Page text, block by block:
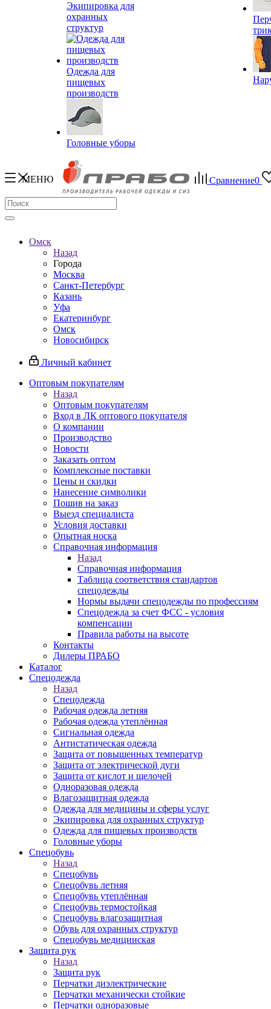
Экипировка для
охранных
структур
Одежда для
пищевых
производств
Головные уборы
МЕНЮ Сравнение0
Омск
Назад
Города
Москва
Санкт-Петербург
Казань
Уфа
Екатеринбург
Омск
Новосибирск
Личный кабинет
Оптовым покупателям
Назад
Оптовым покупателям
Вход в ЛК оптового покупателя
О компании
Производство
Новости
Заказать оптом
Комплексные поставки
Цены и скидки
Нанесение символики
Пошив на заказ
Выезд специалиста
Условия доставки
Опытная носка
Справочная информация
Назад
Справочная информация
Таблица соответствия стандартов
спецодежды
Нормы выдачи спецодежды по профессиям
Спецодежда за счет ФСС - условия
компенсации
Правила работы на высоте
Контакты
Дилеры ПРАБО
Каталог
Спецодежда
Назад
Спецодежда
Рабочая одежда летняя
Рабочая одежда утеплённая
Сигнальная одежда
Антистатическая одежда
Защита от повышенных температур
Защита от электрической дуги
Защита от кислот и щелочей
Одноразовая одежда
Влагозащитная одежда
Одежда для медицины и сферы услуг
Экипировка для охранных структур
Одежда для пищевых производств
Головные уборы
Спецобувь
Назад
Спецобувь
Спецобувь летняя
Спецобувь утеплённая
Спецобувь термостойкая
Спецобувь влагозащитная
Обувь для охранных структур
Спецобувь медицинская
Защита рук
Назад
Защита рук
Перчатки диэлектрические
Перчатки механически стойкие
Перчатки одноразовые